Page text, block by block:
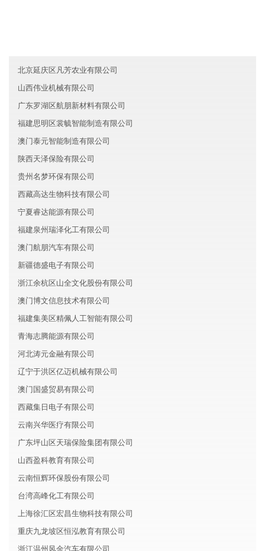
北京延庆区凡芳农业有限公司
山西伟业机械有限公司
广东罗湖区航朋新材料有限公司
福建思明区裳毓智能制造有限公司
澳门泰元智能制造有限公司
陕西天泽保险有限公司
贵州名梦环保有限公司
西藏高达生物科技有限公司
宁夏睿达能源有限公司
福建泉州瑞泽化工有限公司
澳门航朋汽车有限公司
新疆德盛电子有限公司
浙江余杭区山全文化股份有限公司
澳门博文信息技术有限公司
福建集美区精佩人工智能有限公司
青海志腾能源有限公司
河北涛元金融有限公司
辽宁于洪区亿迈机械有限公司
澳门国盛贸易有限公司
西藏集日电子有限公司
云南兴华医疗有限公司
广东坪山区天瑞保险集团有限公司
山西盈科教育有限公司
云南恒辉环保股份有限公司
台湾高峰化工有限公司
上海徐汇区宏昌生物科技有限公司
重庆九龙坡区恒泓教育有限公司
浙江温州风金汽车有限公司